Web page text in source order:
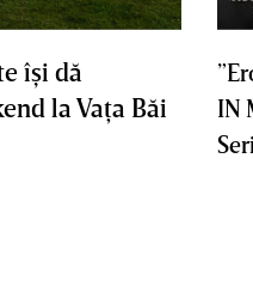
îşi dă
la Vaţa Băi
IN